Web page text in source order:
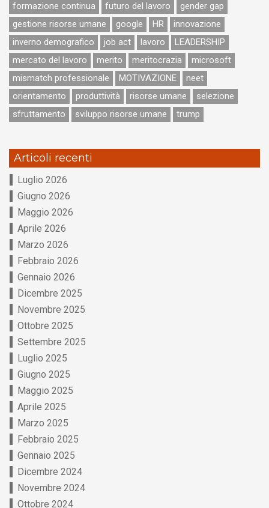
formazione continua
futuro del lavoro
gender gap
gestione risorse umane
google HR
innovazione
inverno demografico
job act lavoro
LEADERSHIP
mercato del lavoro
merito meritocrazia
microsoft
mismatch professionale
MOTIVAZIONE
neet
orientamento
produttività risorse umane
selezione
sfruttamento
sviluppo risorse umane trump
Articoli recenti
Luglio 2026
Giugno 2026
Maggio 2026
Aprile 2026
Marzo 2026
Febbraio 2026
Gennaio 2026
Dicembre 2025
Novembre 2025
Ottobre 2025
Settembre 2025
Luglio 2025
Giugno 2025
Maggio 2025
Aprile 2025
Marzo 2025
Febbraio 2025
Gennaio 2025
Dicembre 2024
Novembre 2024
Ottobre 2024